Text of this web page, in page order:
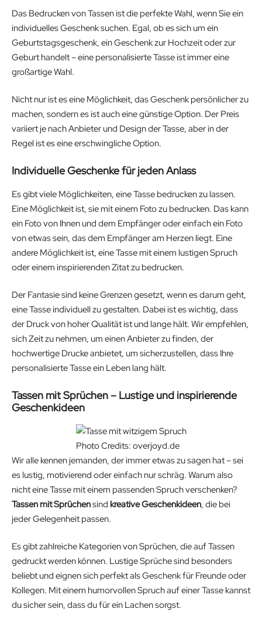
Das Bedrucken von Tassen ist die perfekte Wahl, wenn Sie ein
individuelles Geschenk suchen. Egal, ob es sich um ein
Geburtstagsgeschenk, ein Geschenk zur Hochzeit oder zur
Geburt handelt – eine personalisierte Tasse ist immer eine
großartige Wahl.
Nicht nur ist es eine Möglichkeit, das Geschenk persönlicher zu
machen, sondern es ist auch eine günstige Option. Der Preis
variiert je nach Anbieter und Design der Tasse, aber in der
Regel ist es eine erschwingliche Option.
Individuelle Geschenke für jeden Anlass
Es gibt viele Möglichkeiten, eine Tasse bedrucken zu lassen.
Eine Möglichkeit ist, sie mit einem Foto zu bedrucken. Das kann
ein Foto von Ihnen und dem Empfänger oder einfach ein Foto
von etwas sein, das dem Empfänger am Herzen liegt. Eine
andere Möglichkeit ist, eine Tasse mit einem lustigen Spruch
oder einem inspirierenden Zitat zu bedrucken.
Der Fantasie sind keine Grenzen gesetzt, wenn es darum geht,
eine Tasse individuell zu gestalten. Dabei ist es wichtig, dass
der Druck von hoher Qualität ist und lange hält. Wir empfehlen,
sich Zeit zu nehmen, um einen Anbieter zu finden, der
hochwertige Drucke anbietet, um sicherzustellen, dass Ihre
personalisierte Tasse ein Leben lang hält.
Tassen mit Sprüchen – Lustige und inspirierende
Geschenkideen
Photo Credits: overjoyd.de
Wir alle kennen jemanden, der immer etwas zu sagen hat – sei
es lustig, motivierend oder einfach nur schräg. Warum also
nicht eine Tasse mit einem passenden Spruch verschenken?
Tassen mit Sprüchensind kreative Geschenkideen, die bei
jeder Gelegenheit passen.
Es gibt zahlreiche Kategorien von Sprüchen, die auf Tassen
gedruckt werden können. Lustige Sprüche sind besonders
beliebt und eignen sich perfekt als Geschenk für Freunde oder
Kollegen. Mit einem humorvollen Spruch auf einer Tasse kannst
du sicher sein, dass du für ein Lachen sorgst.